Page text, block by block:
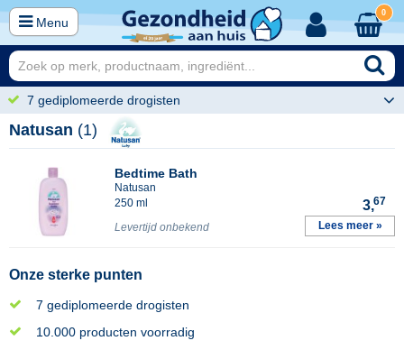
Menu
0
7 gediplomeerde drogisten
Natusan (1)
Bedtime Bath
Natusan
250 ml
3,67
Levertijd onbekend Lees meer »
Onze sterke punten
7 gediplomeerde drogisten
10.000 producten voorradig